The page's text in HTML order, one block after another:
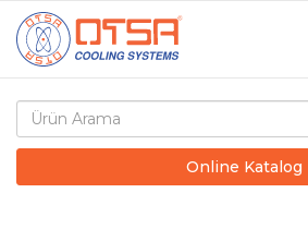
Online Katalog